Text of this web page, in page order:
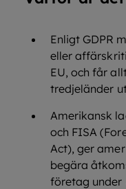
Enligt GDPR
eller
EU, och får
tredjeländer
Amerikansk
och FISA
Act), ger
begära
företag under